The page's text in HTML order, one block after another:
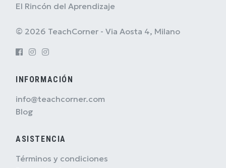
El Rincón del Aprendizaje
© 2026 TeachCorner - Via Aosta 4, Milano
INFORMACIÓN
info@teachcorner.com
Blog
ASISTENCIA
Términos y condiciones